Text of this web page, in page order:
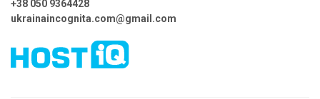
+38 050 9364428
ukrainaincognita.com@gmail.com